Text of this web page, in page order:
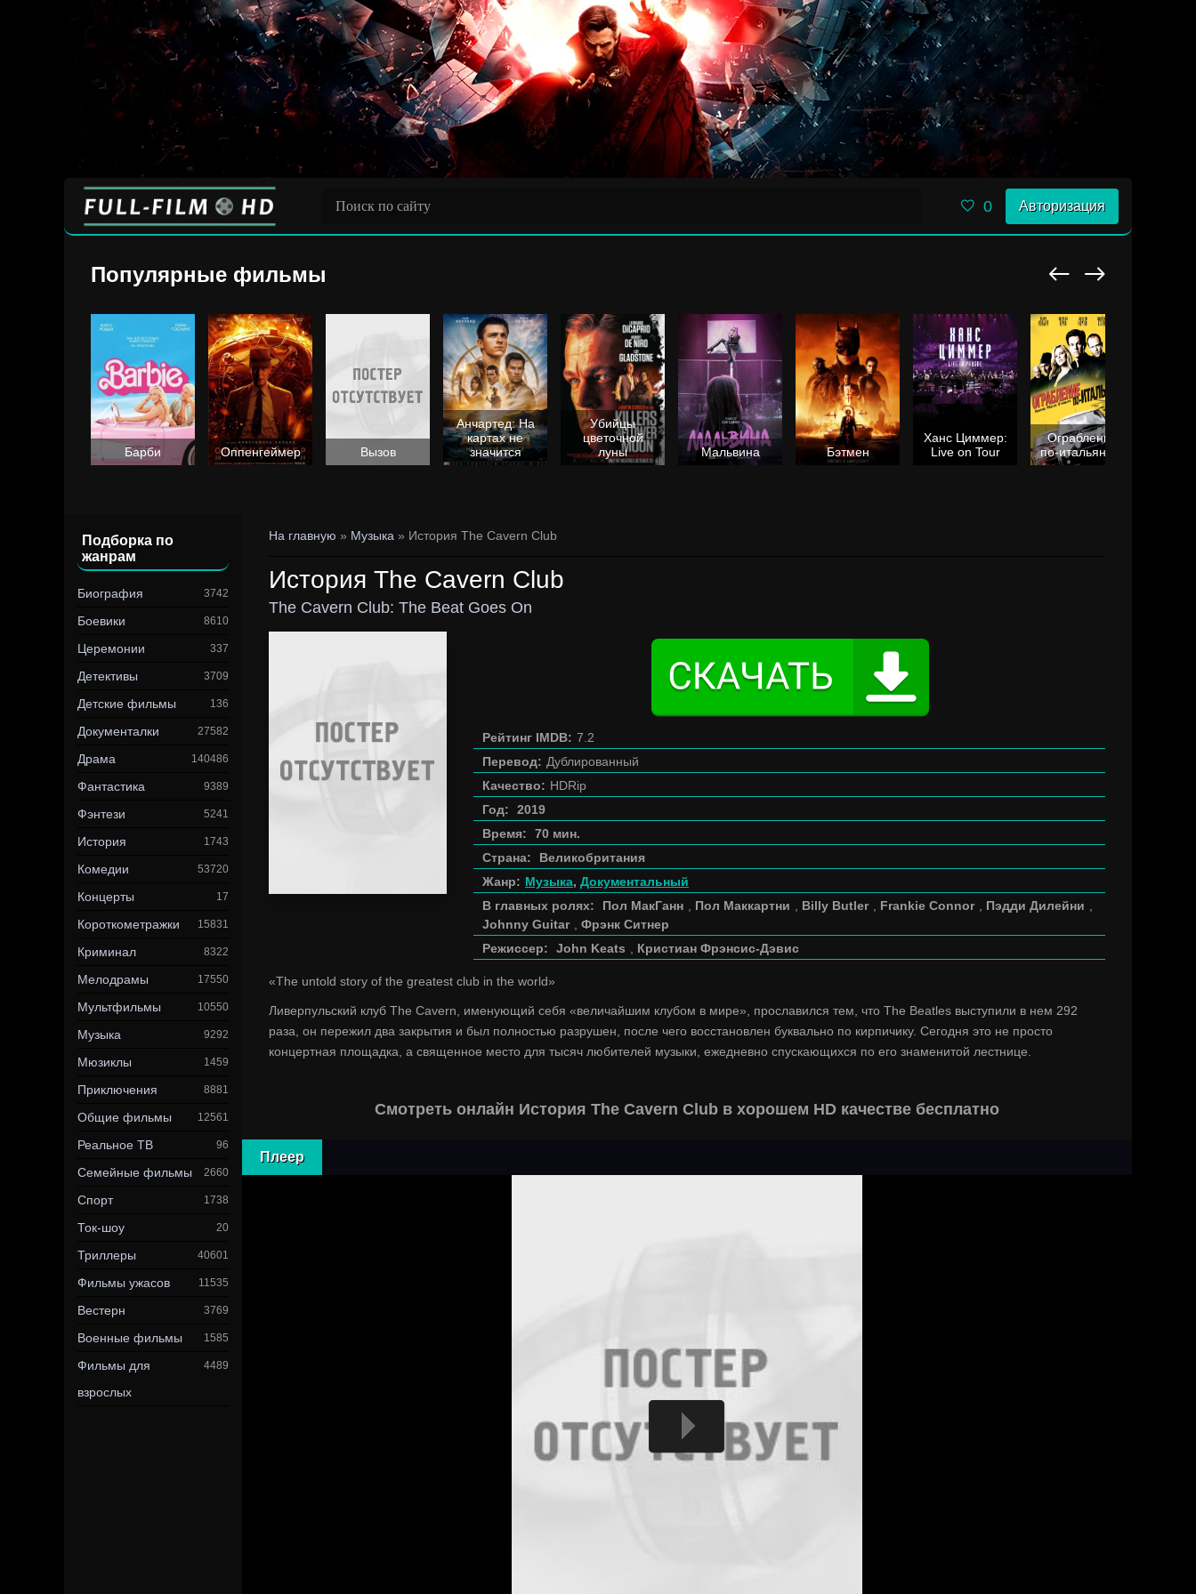
0 Авторизация
Популярные фильмы
Барби Оппенгеймер Вызов
Анчартед: На
картах не
значится
Убийцы
цветочной
луны
Мальвина Бэтмен
Ханс Циммер:
Live on Tour
Ограбление
по-итальянски
Подборка по
жанрам
Биография 3742
Боевики 8610
Церемонии 337
Детективы 3709
Детские фильмы 136
Документалки 27582
Драма 140486
Фантастика 9389
Фэнтези 5241
История 1743
Комедии 53720
Концерты 17
Короткометражки 15831
Криминал 8322
Мелодрамы 17550
Мультфильмы 10550
Музыка 9292
Мюзиклы 1459
Приключения 8881
Общие фильмы 12561
Реальное ТВ 96
Семейные фильмы 2660
Спорт 1738
Ток-шоу 20
Триллеры 40601
Фильмы ужасов 11535
Вестерн 3769
Военные фильмы 1585
Фильмы для
взрослых
4489
На главную » Музыка » История The Cavern Club
История The Cavern Club
The Cavern Club: The Beat Goes On
Рейтинг IMDB: 7.2
Перевод: Дублированный
Качество: HDRip
Год:
2019
Время:
70 мин.
Страна:
Великобритания
Жанр: Музыка, Документальный
В главных ролях:
Пол МакГанн Пол Маккартни Billy Butler Frankie Connor Пэдди Дилейни
Johnny Guitar
Фрэнк Ситнер
Режиссер:
John Keats Кристиан Фрэнсис-Дэвис
«The untold story of the greatest club in the world»
Ливерпульский клуб The Cavern, именующий себя «величайшим клубом в мире», прославился тем, что The Beatles выступили в нем 292
раза, он пережил два закрытия и был полностью разрушен, после чего восстановлен буквально по кирпичику. Сегодня это не просто
концертная площадка, а священное место для тысяч любителей музыки, ежедневно спускающихся по его знаменитой лестнице.
Смотреть онлайн История The Cavern Club в хорошем HD качестве бесплатно
Плеер